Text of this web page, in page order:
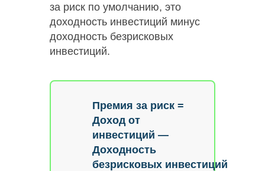
за риск по умолчанию, это
доходность инвестиций минус
доходность безрисковых
инвестиций.
Премия за риск =
Доход от
инвестиций —
Доходность
безрисковых инвестиций